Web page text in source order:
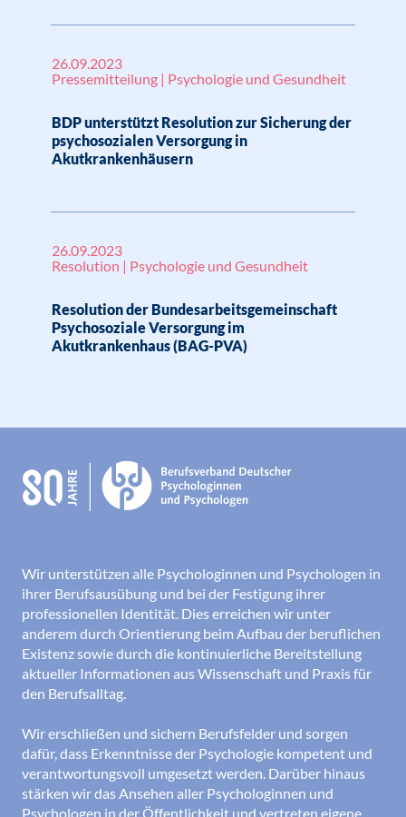
26.09.2023
Pressemitteilung | Psychologie und Gesundheit
BDP unterstützt Resolution zur Sicherung der
psychosozialen Versorgung in
Akutkrankenhäusern
26.09.2023
Resolution | Psychologie und Gesundheit
Resolution der Bundesarbeitsgemeinschaft
Psychosoziale Versorgung im
Akutkrankenhaus (BAG-PVA)
Wir unterstützen alle Psychologinnen und Psychologen in
ihrer Berufsausübung und bei der Festigung ihrer
professionellen Identität. Dies erreichen wir unter
anderem durch Orientierung beim Aufbau der beruflichen
Existenz sowie durch die kontinuierliche Bereitstellung
aktueller Informationen aus Wissenschaft und Praxis für
den Berufsalltag.
Wir erschließen und sichern Berufsfelder und sorgen
dafür, dass Erkenntnisse der Psychologie kompetent und
verantwortungsvoll umgesetzt werden. Darüber hinaus
stärken wir das Ansehen aller Psychologinnen und
Psychologen in der Öffentlichkeit und vertreten eigene